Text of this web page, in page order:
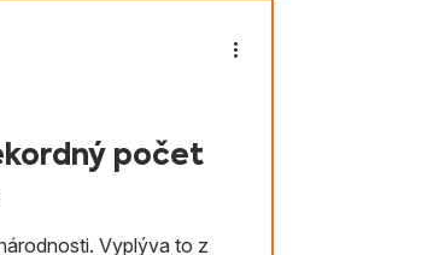
počet
Vyplýva to z